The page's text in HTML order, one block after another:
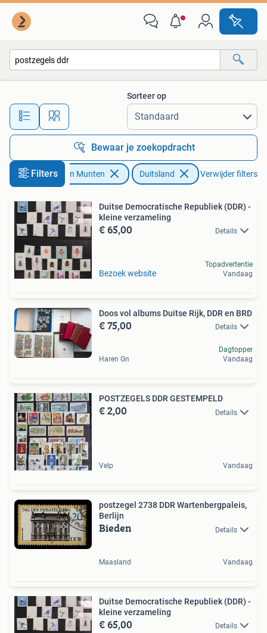
Alle afstanden…
Sorteer op
Bewaar je zoekopdracht
Filters
Postzegels en Munten Duitsland Verwijder filters
Duitse Democratische Republiek (DDR) -
kleine verzameling
€ 65,00 Details
Bezoek website
Topadvertentie
Vandaag
Doos vol albums Duitse Rijk, DDR en BRD
€ 75,00 Details
Haren Gn
Dagtopper
Vandaag
POSTZEGELS DDR GESTEMPELD
€ 2,00 Details
Velp Vandaag
postzegel 2738 DDR Wartenbergpaleis,
Berlijn
Bieden Details
Maasland Vandaag
Duitse Democratische Republiek (DDR) -
kleine verzameling
€ 65,00 Details